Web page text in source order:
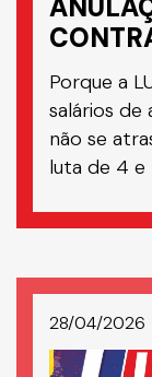
Porque a
salários de
não se
luta de 4 e
28/04/2026